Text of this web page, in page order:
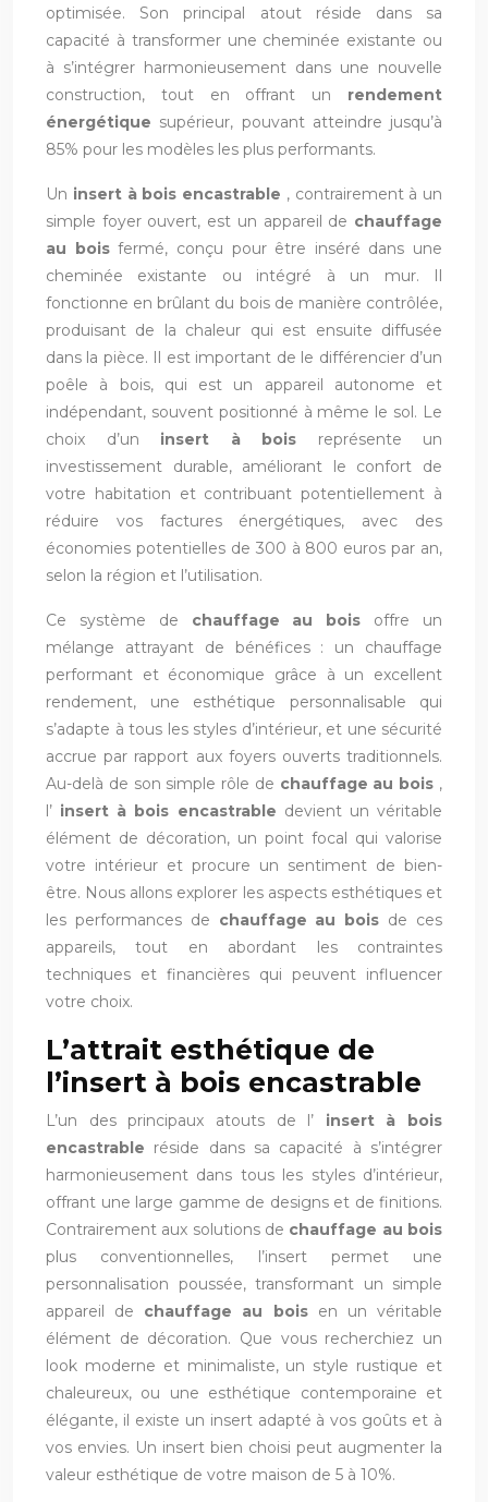
optimisée. Son principal atout réside dans sa
capacité à transformer une cheminée existante ou
à s’intégrer harmonieusement dans une nouvelle
construction, tout en offrant un rendement
énergétique supérieur, pouvant atteindre jusqu’à
85% pour les modèles les plus performants.
Un insert à bois encastrable , contrairement à un
simple foyer ouvert, est un appareil de chauffage
au boisfermé, conçu pour être inséré dans une
cheminée existante ou intégré à un mur. Il
fonctionne en brûlant du bois de manière contrôlée,
produisant de la chaleur qui est ensuite diffusée
dans la pièce. Il est important de le différencier d’un
poêle à bois, qui est un appareil autonome et
indépendant, souvent positionné à même le sol. Le
choix d’un insert à bois représente un
investissement durable, améliorant le confort de
votre habitation et contribuant potentiellement à
réduire vos factures énergétiques, avec des
économies potentielles de 300 à 800 euros par an,
selon la région et l’utilisation.
Ce système de chauffage au bois offre un
mélange attrayant de bénéfices : un chauffage
performant et économique grâce à un excellent
rendement, une esthétique personnalisable qui
s’adapte à tous les styles d’intérieur, et une sécurité
accrue par rapport aux foyers ouverts traditionnels.
Au-delà de son simple rôle de chauffage au bois ,
l’ insert à bois encastrable devient un véritable
élément de décoration, un point focal qui valorise
votre intérieur et procure un sentiment de bien-
être. Nous allons explorer les aspects esthétiques et
les performances de chauffage au bois de ces
appareils, tout en abordant les contraintes
techniques et financières qui peuvent influencer
votre choix.
L’attrait esthétique de
l’insert à bois encastrable
L’un des principaux atouts de l’ insert à bois
encastrable réside dans sa capacité à s’intégrer
harmonieusement dans tous les styles d’intérieur,
offrant une large gamme de designs et de finitions.
Contrairement aux solutions de chauffage au bois
plus conventionnelles, l’insert permet une
personnalisation poussée, transformant un simple
appareil de chauffage au bois en un véritable
élément de décoration. Que vous recherchiez un
look moderne et minimaliste, un style rustique et
chaleureux, ou une esthétique contemporaine et
élégante, il existe un insert adapté à vos goûts et à
vos envies. Un insert bien choisi peut augmenter la
valeur esthétique de votre maison de 5 à 10%.